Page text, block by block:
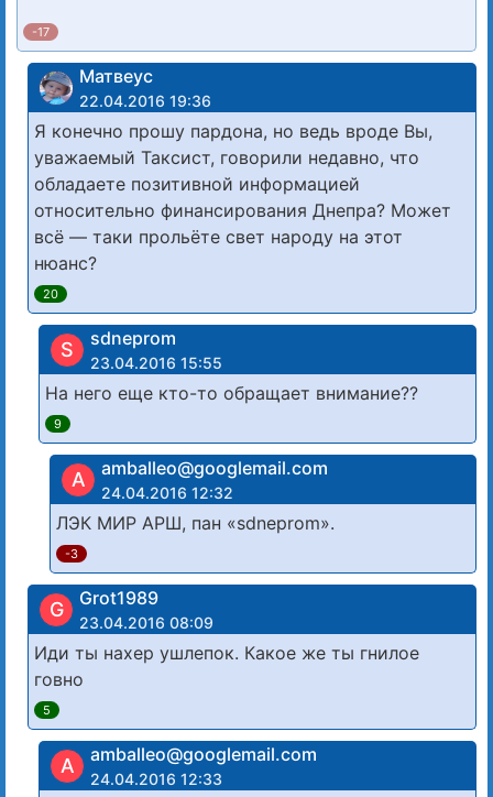
-17
Матвеус
22.04.2016 19:36
Я конечно прошу пардона, но ведь вроде Вы,
уважаемый Таксист, говорили недавно, что
обладаете позитивной информацией
относительно финансирования Днепра? Может
всё — таки прольёте свет народу на этот
нюанс?
20
S sdneprom
23.04.2016 15:55
На него еще кто-то обращает внимание??
9
A amballeo@googlemail.com
24.04.2016 12:32
ЛЭК МИР АРШ, пан «sdneprom».
-3
G Grot1989
23.04.2016 08:09
Иди ты нахер ушлепок. Какое же ты гнилое
говно
5
A amballeo@googlemail.com
24.04.2016 12:33